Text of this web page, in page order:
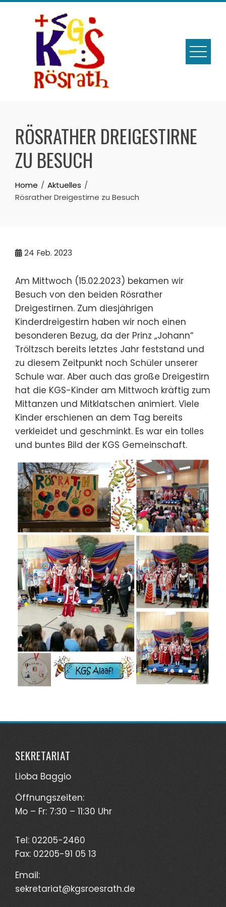
Skip
RÖSRATHER DREIGESTIRNE
ZU BESUCH
Home
Aktuelles
Rösrather Dreigestirne zu Besuch
24 Feb. 2023
Am Mittwoch (15.02.2023) bekamen wir
Besuch von den beiden Rösrather
Dreigestirnen. Zum diesjährigen
Kinderdreigestirn haben wir noch einen
besonderen Bezug, da der Prinz „Johann“
Tröltzsch bereits letztes Jahr feststand und
zu diesem Zeitpunkt noch Schüler unserer
Schule war. Aber auch das große Dreigestirn
hat die KGS-Kinder am Mittwoch kräftig zum
Mittanzen und Mitklatschen animiert. Viele
Kinder erschienen an dem Tag bereits
verkleidet und geschminkt. Es war ein tolles
und buntes Bild der KGS Gemeinschaft.
SEKRETARIAT
Lioba Baggio
Öffnungszeiten:
Mo – Fr: 7:30 – 11:30 Uhr
Tel: 02205-2460
Fax: 02205-91 05 13
Email:
sekretariat@kgsroesrath.de